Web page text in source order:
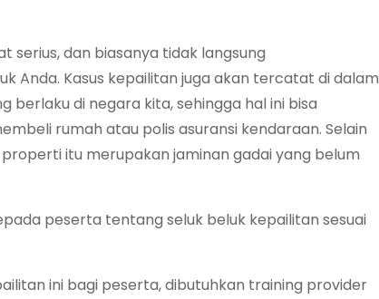
serius, dan biasanya tidak langsung
Anda. Kasus kepailitan juga akan tercatat di dalam
di negara kita, sehingga hal ini bisa
rumah atau polis asuransi kendaraan. Selain
itu merupakan jaminan gadai yang belum
peserta tentang seluk beluk kepailitan sesuai
ini bagi peserta, dibutuhkan training provider